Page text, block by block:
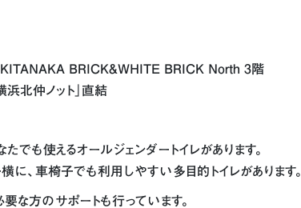
BRICK&WHITE BRICK North 3階
北仲ノット」直結
たでも使えるオールジェンダートイレがあります。
に、車椅子でも利用しやすい多目的トイレがあります。
方のサポートも行っています。